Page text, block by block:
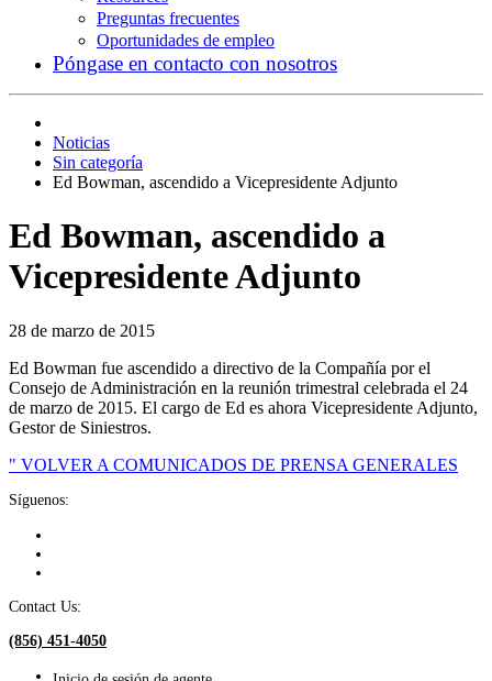
Preguntas frecuentes
Oportunidades de empleo
Póngase en contacto con nosotros
Noticias
Sin categoría
Ed Bowman, ascendido a Vicepresidente Adjunto
Ed Bowman, ascendido a
Vicepresidente Adjunto
28 de marzo de 2015
Ed Bowman fue ascendido a directivo de la Compañía por el
Consejo de Administración en la reunión trimestral celebrada el 24
de marzo de 2015. El cargo de Ed es ahora Vicepresidente Adjunto,
Gestor de Siniestros.
" VOLVER A COMUNICADOS DE PRENSA GENERALES
Síguenos:
Contact Us:
(856) 451-4050